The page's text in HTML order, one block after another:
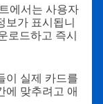
에서는 사용자
보가 표시됩니
로드하고 즉시
이 실제 카드를
에 맞추려고 애